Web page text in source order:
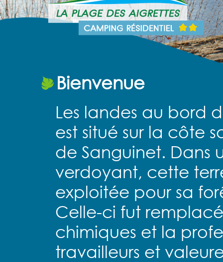
Bienvenue
Les landes au bord
est situé sur la côte
de Sanguinet.
verdoyant, cette
exploitée pour sa
Celle-ci fut
chimiques et la
travailleurs et